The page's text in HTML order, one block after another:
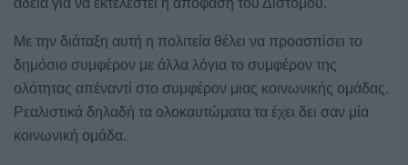
άδεια για να εκτελεστεί η απόφαση του Διστόμου.
Με την διάταξη αυτή η πολιτεία θέλει να προασπίσει το
δημόσιο συμφέρον με άλλα λόγια το συμφέρον της
ολότητας απέναντί στο συμφέρον μιας κοινωνικής ομάδας.
Ρεαλιστικά δηλαδή τα ολοκαυτώματα τα έχει δει σαν μία
κοινωνική ομάδα.